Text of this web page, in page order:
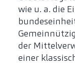
wie u. a. die
der
einer